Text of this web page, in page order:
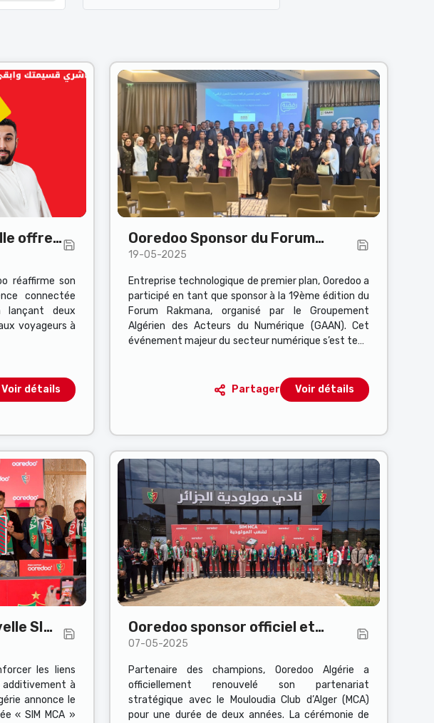
offre
les
réaffirme son
connectée
lançant deux
voyageurs à
Voir détails
Ooredoo Sponsor du Forum
Rakmana
19-05-2025
Entreprise technologique de premier plan, Ooredoo a
participé en tant que sponsor à la 19ème édition du
Forum Rakmana, organisé par le Groupement
Algérien des Acteurs du Numérique (GAAN). Cet
événement majeur du secteur numérique s’est tenu
Partager Voir détails
SIM
les liens
à
annonce le
« SIM MCA »
Ooredoo sponsor officiel et
partenaire technologique du
MCA
07-05-2025
Partenaire des champions, Ooredoo Algérie a
officiellement renouvelé son partenariat
stratégique avec le Mouloudia Club d’Alger (MCA)
pour une durée de deux années. La cérémonie de